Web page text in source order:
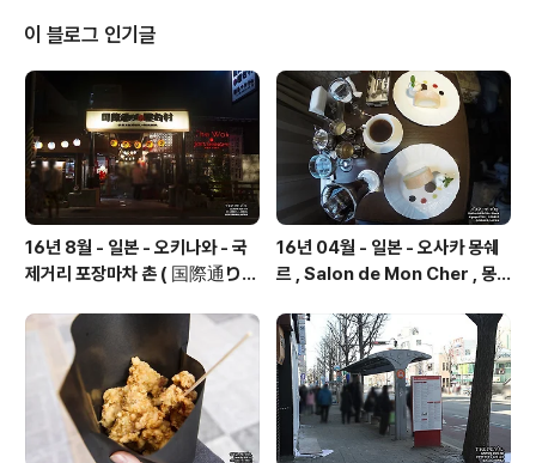
번호 중 Z3번 으로 나가시면 TAIPEI WEST BUS STAT
ION TERMINAL A 로 가실 수 있습니다. 터미널에서 표
를 구입 하신 후 8번 승강장으로 가시면 예류로 가는 버스 (
1815번 )를 타실 수 있습니다. ( 유유카드 (Easy card)가
있으시면 따로 표를 구입하지 않으시고 사용 가..
이 블로그 인기글
16년 8월 - 일본 - 오키나와 - 국
제거리 포장마차 촌 ( 国際通り屋
16년 04월 - 일본 - 오사카 몽쉐
르 , Salon de Mon Cher , 몽